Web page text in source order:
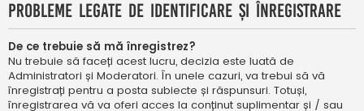
Probleme legate de identificare și înregistrare
De ce trebuie să mă înregistrez?
Nu trebuie să faceți acest lucru, decizia este luată de
Administratori și Moderatori. În unele cazuri, va trebui să vă
înregistrați pentru a posta subiecte și răspunsuri. Totuși,
înregistrarea vă va oferi acces la conținut suplimentar și / sau